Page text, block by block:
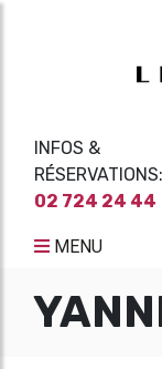
INFOS &
RÉSERVATIONS:
02 724 24 44
MENU